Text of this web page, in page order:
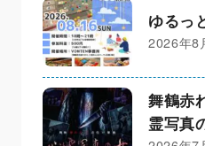
ゆるっ
2026年8
舞鶴赤
霊写真